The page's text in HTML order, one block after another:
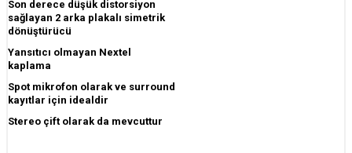
Son derece düşük distorsiyon
sağlayan 2 arka plakalı simetrik
dönüştürücü
Yansıtıcı olmayan Nextel
kaplama
Spot mikrofon olarak ve surround
kayıtlar için idealdir
Stereo çift olarak da mevcuttur